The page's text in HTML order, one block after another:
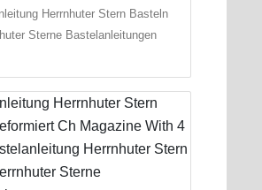
Herrnhuter Stern Basteln
Sterne Bastelanleitungen